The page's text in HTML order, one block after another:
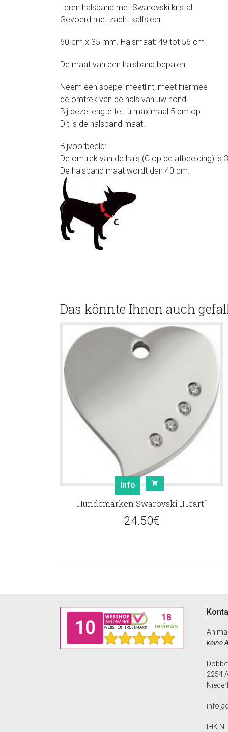
Leren halsband met Swarovski kristal.
Gevoerd met zacht kalfsleer.
60 cm x 35 mm. Halsmaat: 49 tot 56 cm
De maat van een halsband bepalen:
Neem een soepel meetlint, meet hiermee
de omtrek van de hals van uw hond.
Bij deze lengte telt u maximaal 5 cm op.
Dit is de halsband maat.
Bijvoorbeeld:
De omtrek van de hals (C op de afbeelding) is
De halsband maat wordt dan 40 cm.
Das könnte Ihnen auch
Info
Hundemarken Swarovski „Heart“
24.50€
keine
2254
IHK